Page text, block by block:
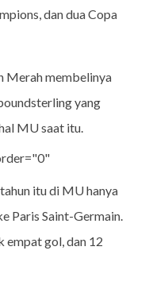
dan dua Copa
Merah membelinya
yang
MU saat itu.
itu di MU hanya
Paris Saint-Germain.
empat gol, dan 12